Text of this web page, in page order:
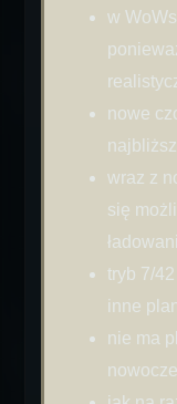
w
nowe
wraz z
się
tryb 7/
inne
nie ma